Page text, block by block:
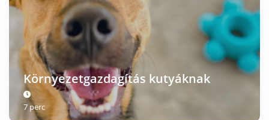
Környezetgazdagítás kutyáknak
7 perc